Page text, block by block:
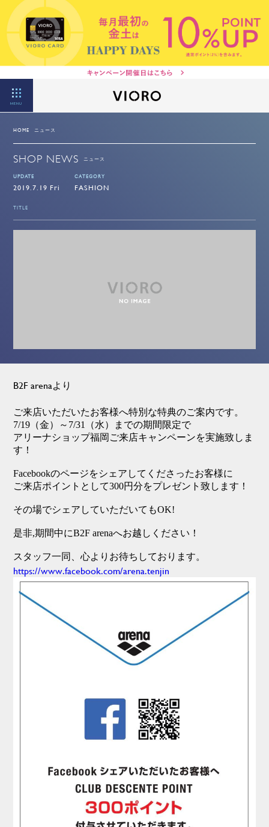
MENU
HOME ニュース
SHOP NEWS ニュース
UPDATE
2019.7.19 Fri
CATEGORY
FASHION
TITLE
B2F arenaより
ご来店いただいたお客様へ特別な特典のご案内です。
7/19 （金）～ 7/31
（水）までの期間限定で
アリーナショップ福岡ご来店キャンペーンを実施致しま
す！
Facebookのページをシェアしてくださったお客様に
ご来店ポイントとして300円分をプレゼント致します！
その場でシェアしていただいてもOK!
是非,期間中にB2F arenaへお越しください！
スタッフ一同、心よりお待ちしております。
https://www.facebook.com/arena.tenjin